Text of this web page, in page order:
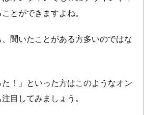
とができますよね。
聞いたことがある方多いのではな
た！」といった方はこのようなオン
目してみましょう。